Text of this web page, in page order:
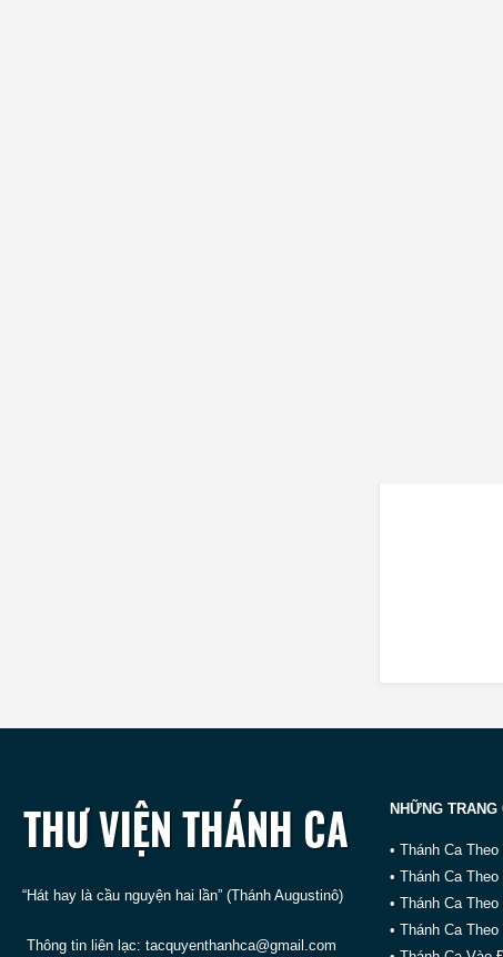
“Hát hay là cầu nguyện hai lần” (Thánh Augustinô)
Thông tin liên lạc: tacquyenthanhca@gmail.com
NHỮNG TRANG
• Thánh Ca
• Thánh Ca
• Thánh Ca
• Thánh Ca